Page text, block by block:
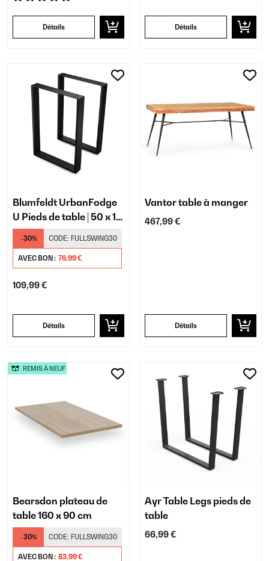
Détails Détails
Blumfeldt UrbanFodge
U Pieds de table | 50 x 12
x 72 cm
-30% CODE: FULLSWING30
AVEC BON : 76,99 €
109,99 €
Détails
Vantor table à manger
467,99 €
Détails
Bearsdon plateau de
table 160 x 90 cm
-30% CODE: FULLSWING30
AVEC BON : 83,99 €
REMIS À NEUF
Ayr Table Legs pieds de
table
66,99 €